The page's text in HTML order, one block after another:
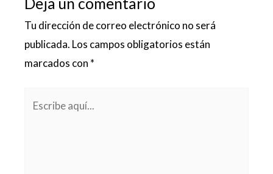
Tu dirección de correo electrónico no será
publicada. Los campos obligatorios están
marcados con *